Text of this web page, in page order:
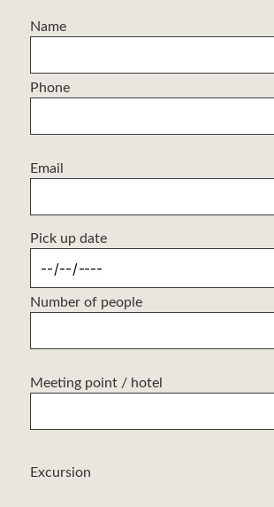
Name
Phone
Email
Pick up date
Number of people
Meeting point / hotel
Excursion